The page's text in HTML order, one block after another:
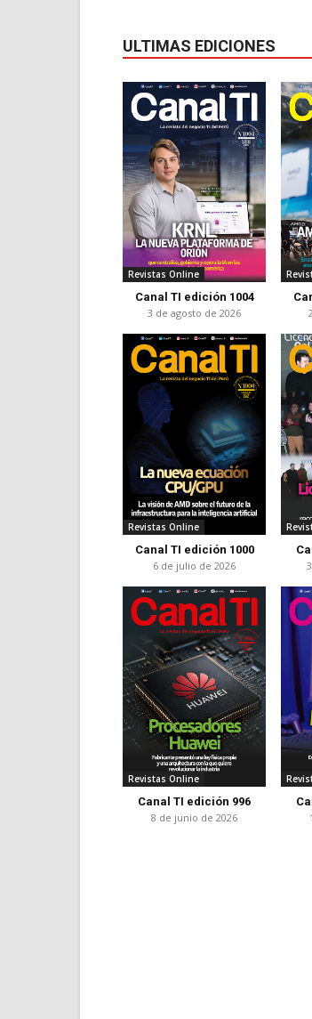
ULTIMAS EDICIONES
Revistas Online
Canal TI edición 1004
3 de agosto de 2026
Revistas Online
Canal TI edición 1000
6 de julio de 2026
Revistas Online
Canal TI edición 996
8 de junio de 2026